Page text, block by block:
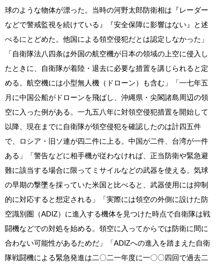
球のような物体が漂った。当時の河野太郎防衛相は『レーダー
などで警戒監視を続けている』『安全保障に影響はない』と述
べるにとどめた。他国による領空侵犯だとは認定しなかった」
「自衛隊法八四条は外国の航空機が日本の領域の上空に侵入し
たときに、自衛隊が着陸・退去に必要な措置を講じられると定
める。航空機には小型無人機（ドローン）も含む」「一七年五
月に中国公船がドローンを飛ばし、沖縄県・尖閣諸島周辺の領
空に入った例がある。一九五八年に対領空侵犯措置を開始して
以降、現在までに自衛隊が領空侵犯を確認したのは計四五件
で、ロシア・旧ソ連が四二件に上る。中国が二件、台湾が一件
ある」「警告などに相手機が従わなければ、正当防衛や緊急避
難に該当する場合に限ってミサイルなどの武器を使える。気球
の早期の撃墜を採っていた米国と比べると、武器使用には抑制
的に対応すると想定される」「実際には領空の外側に設けた防
空識別圏（ADIZ）に進入する機体を見つけた時点で自衛隊は戦
闘機などでの対処を始める。領空に入ってからでは防衛に間に
合わない可能性があるためだ」「ADIZへの進入を踏まえた自衛
隊戦闘機による緊急発進は二〇二一年度に一〇〇四回で過去二